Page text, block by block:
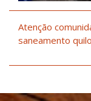
Atenção
saneamento